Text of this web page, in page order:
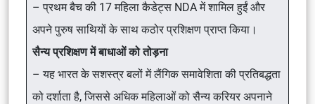
– प्रथम बैच की 17 महिला कैडेट्स NDA में शामिल हुईं और
अपने पुरुष साथियों के साथ कठोर प्रशिक्षण प्राप्त किया।
सैन्य प्रशिक्षण में बाधाओं को तोड़ना
– यह भारत के सशस्त्र बलों में लैंगिक समावेशिता की प्रतिबद्धता
को दर्शाता है, जिससे अधिक महिलाओं को सैन्य करियर अपनाने